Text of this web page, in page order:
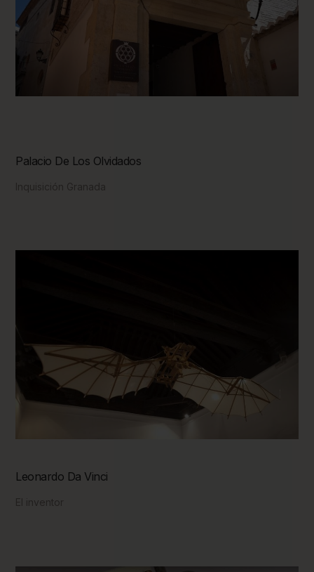
Palacio De Los Olvidados
Inquisición Granada
Leonardo Da Vinci
El inventor